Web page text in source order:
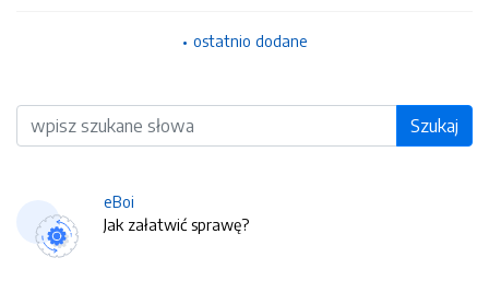
ostatnio dodane
Wyszukiwarka Szukaj
eBoi
Jak załatwić sprawę?